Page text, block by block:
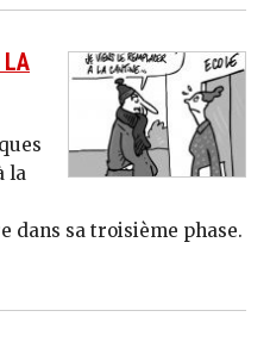
LA
la
dans sa troisième phase.